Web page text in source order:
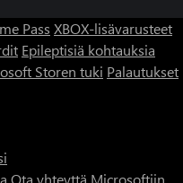
Pass XBOX-lisävarusteet
Epileptisiä kohtauksia
Storen tuki Palautukset
Ota yhteyttä Microsoftiin